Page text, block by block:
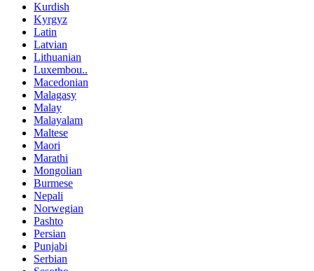
Kurdish
Kyrgyz
Latin
Latvian
Lithuanian
Luxembou..
Macedonian
Malagasy
Malay
Malayalam
Maltese
Maori
Marathi
Mongolian
Burmese
Nepali
Norwegian
Pashto
Persian
Punjabi
Serbian